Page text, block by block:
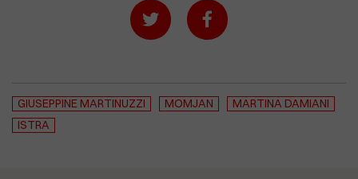
GIUSEPPINE MARTINUZZI MOMJAN
MARTINA DAMIANI
ISTRA